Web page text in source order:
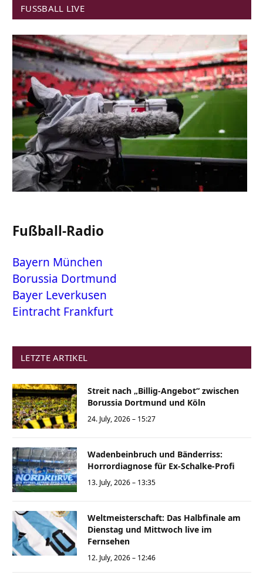
FUSSBALL LIVE
Fußball-Radio
Bayern München
Borussia Dortmund
Bayer Leverkusen
Eintracht Frankfurt
LETZTE ARTIKEL
Streit nach „Billig-Angebot“ zwischen
Borussia Dortmund und Köln
24. July, 2026 – 15:27
Wadenbeinbruch und Bänderriss:
Horrordiagnose für Ex-Schalke-Profi
13. July, 2026 – 13:35
Weltmeisterschaft: Das Halbfinale am
Dienstag und Mittwoch live im
Fernsehen
12. July, 2026 – 12:46